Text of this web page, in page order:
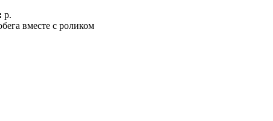
p.
вместе с роликом